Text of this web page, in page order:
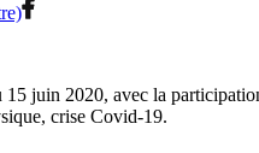
juin 2020, avec la
crise Covid-19.